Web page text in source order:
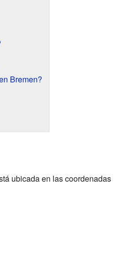
Bremen?
ubicada en las coordenadas